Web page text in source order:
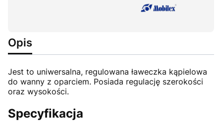
Opis
Jest to uniwersalna, regulowana ławeczka kąpielowa
do wanny z oparciem. Posiada regulację szerokości
oraz wysokości.
Specyfikacja